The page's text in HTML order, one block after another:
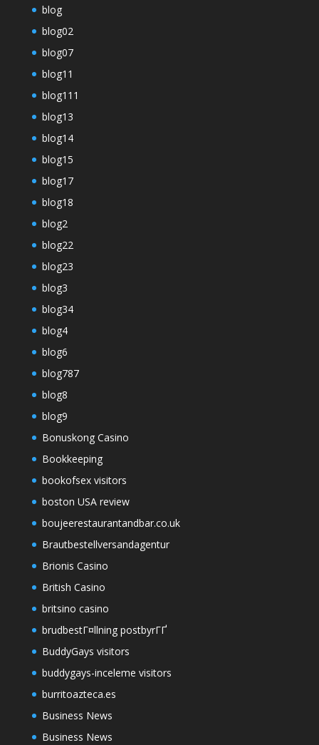
blog
blog02
blog07
blog11
blog111
blog13
blog14
blog15
blog17
blog18
blog2
blog22
blog23
blog3
blog34
blog4
blog6
blog787
blog8
blog9
Bonuskong Casino
Bookkeeping
bookofsex visitors
boston USA review
boujeerestaurantandbar.co.uk
Brautbestellversandagentur
Brionis Casino
British Casino
britsino casino
brudbestГ¤llning postbyrГҐ
BuddyGays visitors
buddygays-inceleme visitors
burritoazteca.es
Business News
Business News